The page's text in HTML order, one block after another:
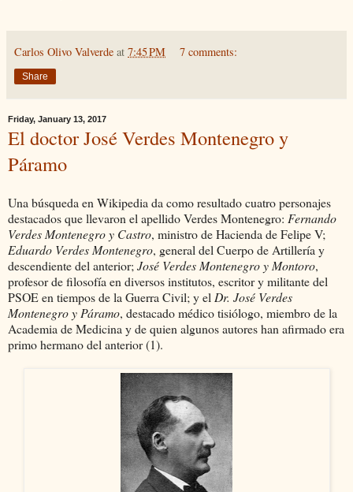
Carlos Olivo Valverde at 7:45 PM 7 comments:
Share
Friday, January 13, 2017
El doctor José Verdes Montenegro y
Páramo
Una búsqueda en Wikipedia da como resultado cuatro personajes
destacados que llevaron el apellido Verdes Montenegro: Fernando
Verdes Montenegro y Castro, ministro de Hacienda de Felipe V;
Eduardo Verdes Montenegro, general del Cuerpo de Artillería y
descendiente del anterior;José Verdes Montenegro y Montoro,
profesor de filosofía en diversos institutos, escritor y militante del
PSOE en tiempos de la Guerra Civil; y elDr. José Verdes
Montenegro y Páramo, destacado médico tisiólogo, miembro de la
Academia de Medicina y de quien algunos autores han afirmado era
primo hermano del anterior (1).